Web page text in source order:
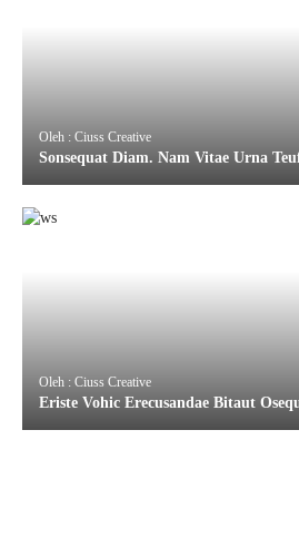
Oleh : Ciuss Creative
Sonsequat Diam. Nam Vitae Urna
Oleh : Ciuss Creative
Eriste Vohic Erecusandae Bitaut